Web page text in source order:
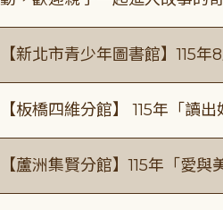
【新北市青少年圖書館】115年
【板橋四維分館】 115年「讀
【蘆洲集賢分館】115年「愛